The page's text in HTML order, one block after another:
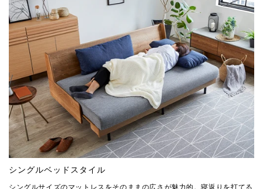
シングルベッドスタイル
シングルサイズのマットレスをそのままの広さが魅力的。寝返りを打てる